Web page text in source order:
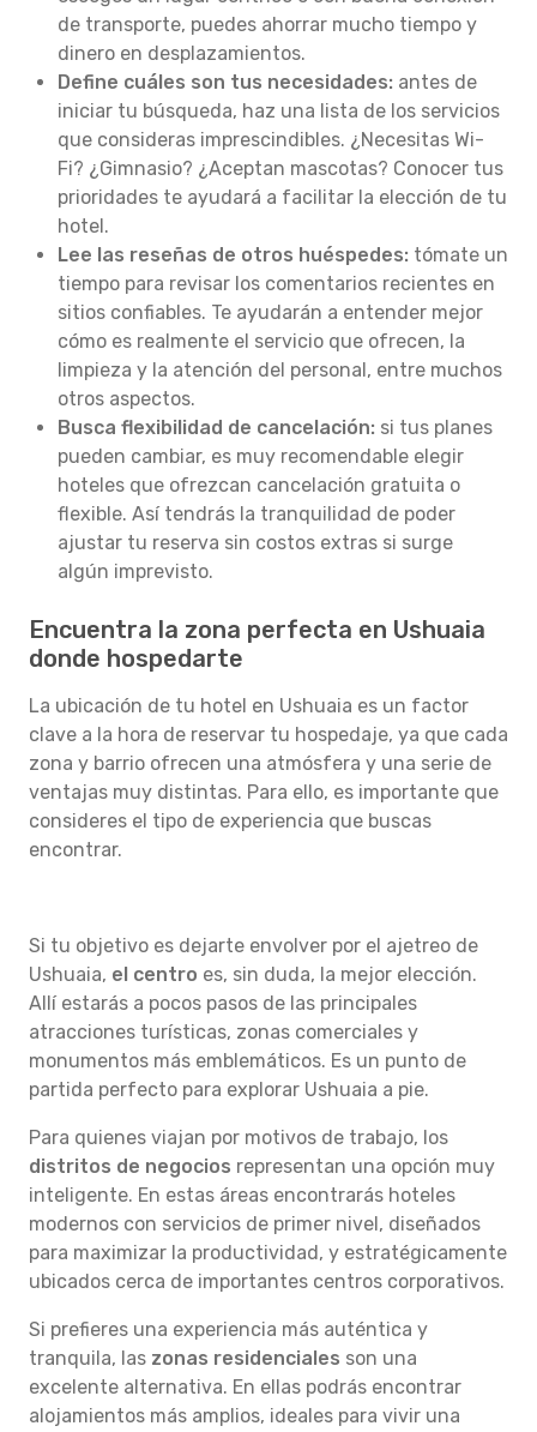
de transporte, puedes ahorrar mucho tiempo y
dinero en desplazamientos.
Define cuáles son tus necesidades: antes de
iniciar tu búsqueda, haz una lista de los servicios
que consideras imprescindibles. ¿Necesitas Wi-
Fi? ¿Gimnasio? ¿Aceptan mascotas? Conocer tus
prioridades te ayudará a facilitar la elección de tu
hotel.
Lee las reseñas de otros huéspedes: tómate un
tiempo para revisar los comentarios recientes en
sitios confiables. Te ayudarán a entender mejor
cómo es realmente el servicio que ofrecen, la
limpieza y la atención del personal, entre muchos
otros aspectos.
Busca flexibilidad de cancelación: si tus planes
pueden cambiar, es muy recomendable elegir
hoteles que ofrezcan cancelación gratuita o
flexible. Así tendrás la tranquilidad de poder
ajustar tu reserva sin costos extras si surge
algún imprevisto.
Encuentra la zona perfecta en Ushuaia
donde hospedarte
La ubicación de tu hotel en Ushuaia es un factor
clave a la hora de reservar tu hospedaje, ya que cada
zona y barrio ofrecen una atmósfera y una serie de
ventajas muy distintas. Para ello, es importante que
consideres el tipo de experiencia que buscas
encontrar.
Si tu objetivo es dejarte envolver por el ajetreo de
Ushuaia, el centro es, sin duda, la mejor elección.
Allí estarás a pocos pasos de las principales
atracciones turísticas, zonas comerciales y
monumentos más emblemáticos. Es un punto de
partida perfecto para explorar Ushuaia a pie.
Para quienes viajan por motivos de trabajo, los
distritos de negocios representan una opción muy
inteligente. En estas áreas encontrarás hoteles
modernos con servicios de primer nivel, diseñados
para maximizar la productividad, y estratégicamente
ubicados cerca de importantes centros corporativos.
Si prefieres una experiencia más auténtica y
tranquila, las zonas residenciales son una
excelente alternativa. En ellas podrás encontrar
alojamientos más amplios, ideales para vivir una